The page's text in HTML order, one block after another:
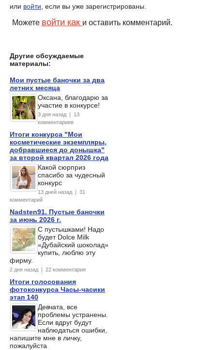
или войти , если вы уже зарегистрированы.
Можете войти как и оставить комментарий.
Другие обсуждаемые
материалы:
Мои пустые баночки за два
летних месяца
Оксана, благодарю за
участие в конкурсе!
3 дня назад | 13
комментариев
Итоги конкурса "Мои
косметические экземпляры,
добравшиеся до донышка"
за второй квартал 2026 года
Какой сюрприз
спасибо за чудесный
конкурс
13 дней назад | 31
комментарий
Nadsten91. Пустые баночки
за июнь 2026 г.
С пустышками! Надо
будет Dolce Milk
«Дубайский шоколад»
купить, люблю эту
фирму.
2 дня назад | 22 комментария
Итоги голосования
фотоконкурса Часы-часики
этап 140
Девчата, все
проблемы устранены.
Если вдруг будут
наблюдаться ошибки,
напишите мне в личку,
пожалуйста